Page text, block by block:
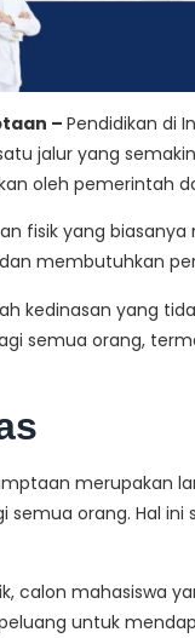
– Pendidikan di
jalur yang
oleh pemerintah
fisik yang
membutuhkan
kedinasan yang
semua orang,
merupakan
orang. Hal
calon mahasiswa
untuk